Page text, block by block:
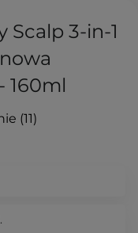
Scalp 3-in-1
160ml
11